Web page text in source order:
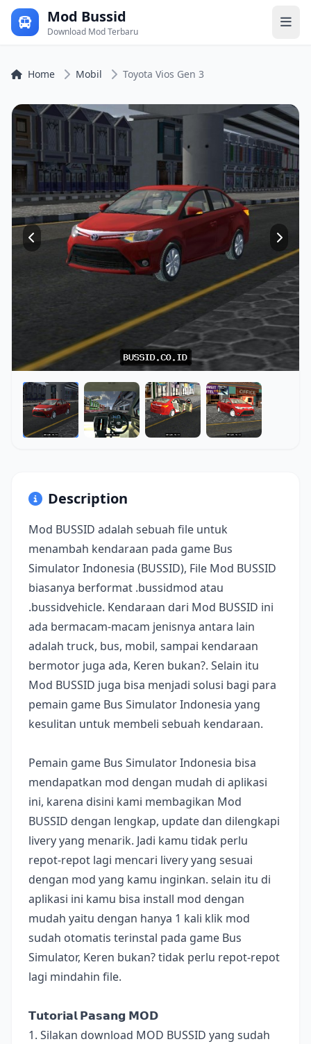
Mod Bussid
Download Mod Terbaru
Home Mobil Toyota Vios Gen 3
Description
Mod BUSSID adalah sebuah file untuk
menambah kendaraan pada game Bus
Simulator Indonesia (BUSSID), File Mod BUSSID
biasanya berformat .bussidmod atau
.bussidvehicle. Kendaraan dari Mod BUSSID ini
ada bermacam-macam jenisnya antara lain
adalah truck, bus, mobil, sampai kendaraan
bermotor juga ada, Keren bukan?. Selain itu
Mod BUSSID juga bisa menjadi solusi bagi para
pemain game Bus Simulator Indonesia yang
kesulitan untuk membeli sebuah kendaraan.
Pemain game Bus Simulator Indonesia bisa
mendapatkan mod dengan mudah di aplikasi
ini, karena disini kami membagikan Mod
BUSSID dengan lengkap, update dan dilengkapi
livery yang menarik. Jadi kamu tidak perlu
repot-repot lagi mencari livery yang sesuai
dengan mod yang kamu inginkan. selain itu di
aplikasi ini kamu bisa install mod dengan
mudah yaitu dengan hanya 1 kali klik mod
sudah otomatis terinstal pada game Bus
Simulator, Keren bukan? tidak perlu repot-repot
lagi mindahin file.
𝗧𝘂𝘁𝗼𝗿𝗶𝗮𝗹 𝗣𝗮𝘀𝗮𝗻𝗴 𝗠𝗢𝗗
1. Silakan download MOD BUSSID yang sudah